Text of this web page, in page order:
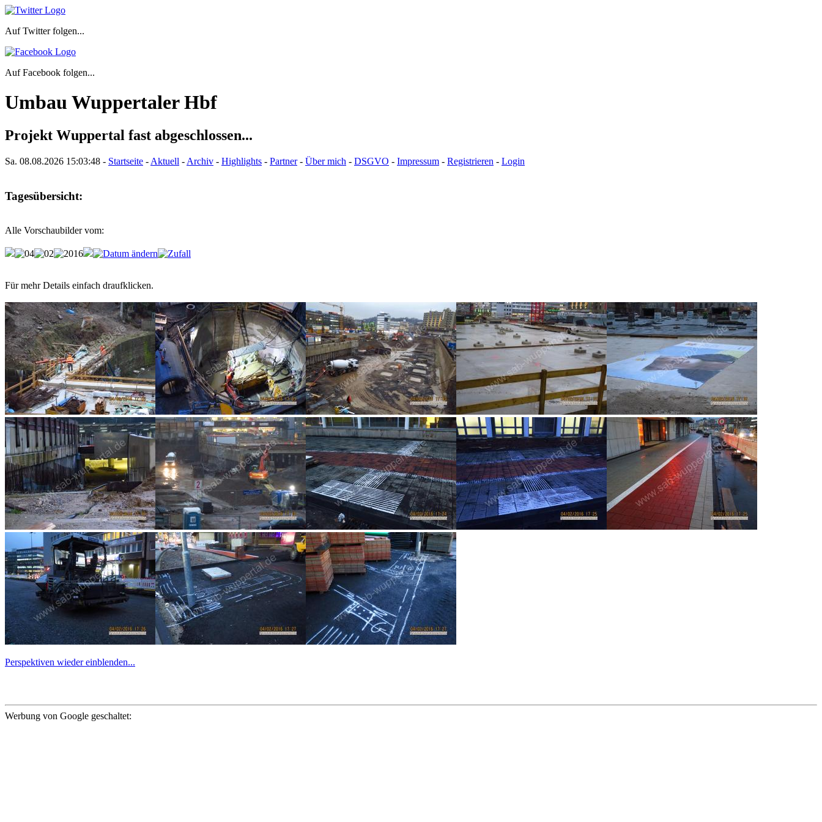
Auf Twitter folgen...
Auf Facebook folgen...
Umbau Wuppertaler Hbf
Projekt Wuppertal fast abgeschlossen...
Sa. 08.08.2026 15:03:48 - Startseite - Aktuell - Archiv - Highlights - Partner- Über mich - DSGVO - Impressum - Registrieren - Login
Tagesübersicht:
Alle Vorschaubilder vom:
Für mehr Details einfach draufklicken.
Perspektiven wieder einblenden...
Werbung von Google geschaltet: